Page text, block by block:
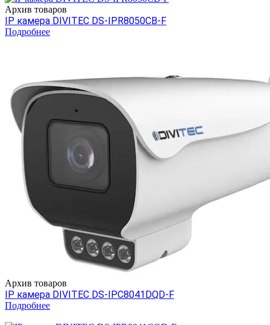
Архив товаров
IP камера DIVITEC DS-IPR8050CB-F
Подробнее
Архив товаров
IP камера DIVITEC DS-IPC8041DQD-F
Подробнее